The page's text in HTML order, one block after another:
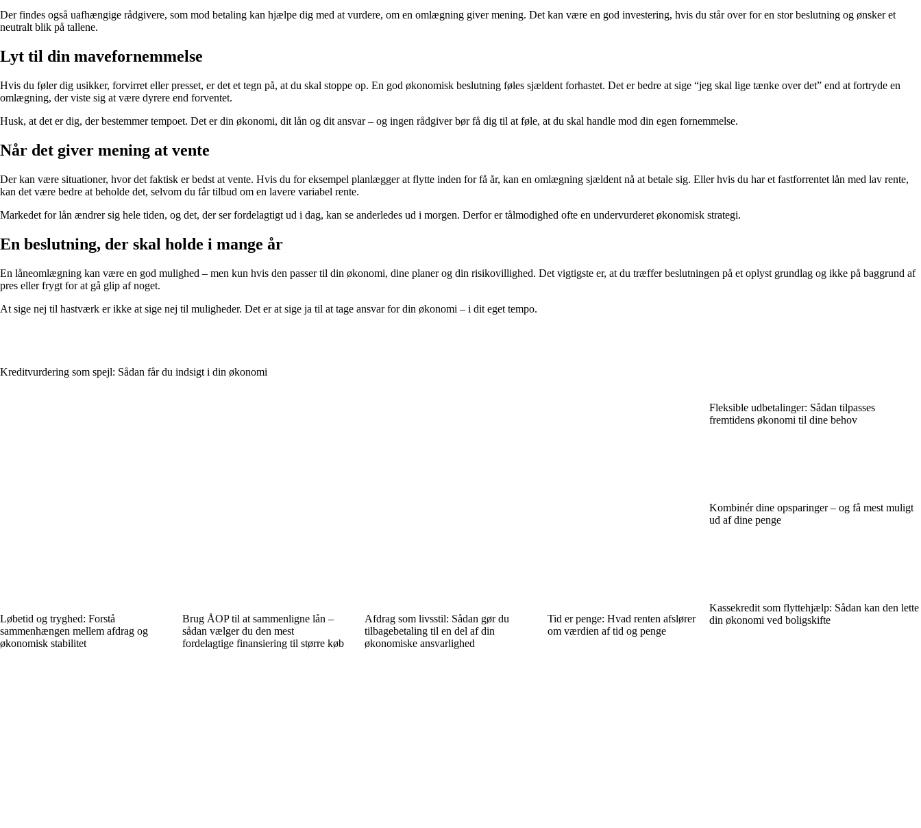
Der findes også uafhængige rådgivere, som mod betaling kan hjælpe dig med at vurdere, om en omlægning giver mening. Det kan være en god investering, hvis du står over for en stor beslutning og ønsker et
neutralt blik på tallene.
Lyt til din mavefornemmelse
Hvis du føler dig usikker, forvirret eller presset, er det et tegn på, at du skal stoppe op. En god økonomisk beslutning føles sjældent forhastet. Det er bedre at sige “jeg skal lige tænke over det” end at fortryde en
omlægning, der viste sig at være dyrere end forventet.
Husk, at det er dig, der bestemmer tempoet. Det er din økonomi, dit lån og dit ansvar – og ingen rådgiver bør få dig til at føle, at du skal handle mod din egen fornemmelse.
Når det giver mening at vente
Der kan være situationer, hvor det faktisk er bedst at vente. Hvis du for eksempel planlægger at flytte inden for få år, kan en omlægning sjældent nå at betale sig. Eller hvis du har et fastforrentet lån med lav rente,
kan det være bedre at beholde det, selvom du får tilbud om en lavere variabel rente.
Markedet for lån ændrer sig hele tiden, og det, der ser fordelagtigt ud i dag, kan se anderledes ud i morgen. Derfor er tålmodighed ofte en undervurderet økonomisk strategi.
En beslutning, der skal holde i mange år
En låneomlægning kan være en god mulighed – men kun hvis den passer til din økonomi, dine planer og din risikovillighed. Det vigtigste er, at du træffer beslutningen på et oplyst grundlag og ikke på baggrund af
pres eller frygt for at gå glip af noget.
At sige nej til hastværk er ikke at sige nej til muligheder. Det er at sige ja til at tage ansvar for din økonomi – i dit eget tempo.
Kreditvurdering som spejl: Sådan får du indsigt i din økonomi
Løbetid og tryghed: Forstå
sammenhængen mellem afdrag og
økonomisk stabilitet
Brug ÅOP til at sammenligne lån –
sådan vælger du den mest
fordelagtige finansiering til større køb
Afdrag som livsstil: Sådan gør du
tilbagebetaling til en del af din
økonomiske ansvarlighed
Tid er penge: Hvad renten afslører
om værdien af tid og penge
Fleksible udbetalinger: Sådan tilpasses
fremtidens økonomi til dine behov
Kombinér dine opsparinger – og få mest muligt
ud af dine penge
Kassekredit som flyttehjælp: Sådan kan den lette
din økonomi ved boligskifte